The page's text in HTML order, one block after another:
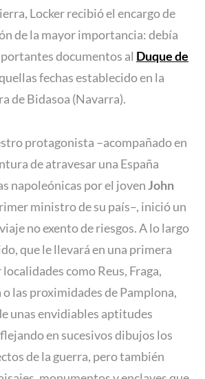
Locker recibió el encargo de
de la mayor importancia: debía
documentos al Duque de
fechas establecido en la
de Bidasoa (Navarra).
protagonista –acompañado en
de atravesar una España
napoleónicas por el jovenJohn
ministro de su país–, inició un
no exento de riesgos. A lo largo
que le llevará en una primera
como Reus, Fraga,
o las proximidades de Pamplona,
unas envidiables aptitudes
en sucesivos dibujos los
de la guerra, pero también